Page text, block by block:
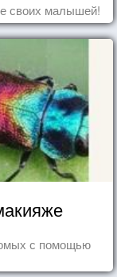
своих малышей!
с помощью